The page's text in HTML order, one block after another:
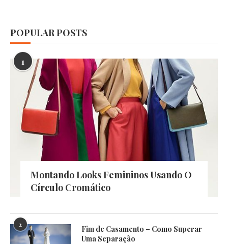
POPULAR POSTS
1
Montando Looks Femininos Usando O
Círculo Cromático
2
Fim de Casamento – Como Superar
Uma Separação